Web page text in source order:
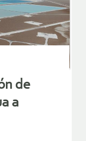
de
a